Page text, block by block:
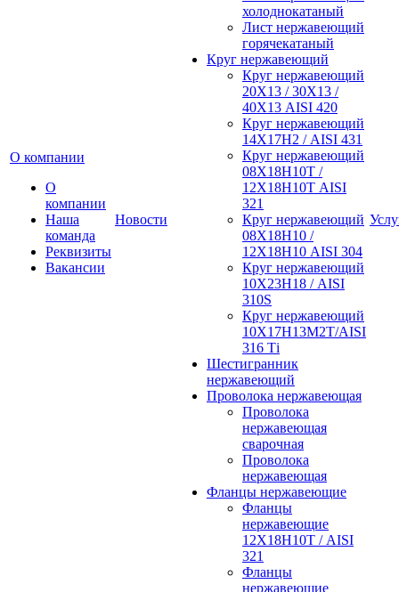
О компании
О
компании
Наша
команда
Реквизиты
Вакансии
Новости
холоднокатаный
Лист нержавеющий
горячекатаный
Круг нержавеющий
Круг нержавеющий
20Х13 / 30Х13 /
40Х13 AISI 420
Круг нержавеющий
14Х17Н2 / AISI 431
Круг нержавеющий
08Х18Н10Т /
12Х18Н10Т AISI
321
Круг нержавеющий
08Х18Н10 /
12Х18Н10 AISI 304
Круг нержавеющий
10Х23Н18 / AISI
310S
Круг нержавеющий
10Х17Н13М2Т/AISI
316 Тi
Шестигранник
нержавеющий
Проволока нержавеющая
Проволока
нержавеющая
сварочная
Проволока
нержавеющая
Фланцы нержавеющие
Фланцы
нержавеющие
12Х18Н10Т / AISI
321
Фланцы
нержавеющие